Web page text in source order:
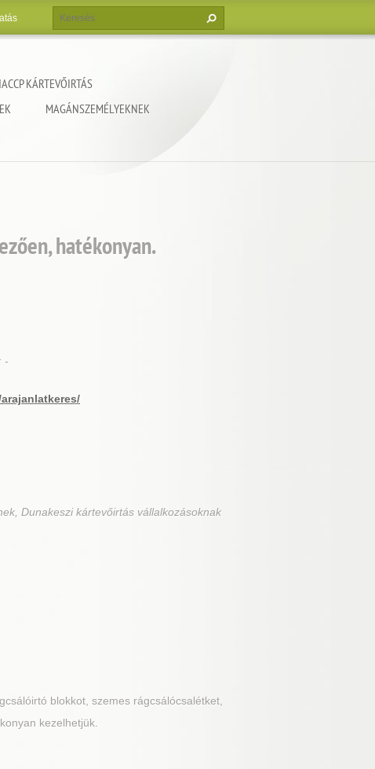
KÁRTEVŐIRTÁS
MAGÁNSZEMÉLYEKNEK
hatékonyan.
-
Dunakeszi kártevőirtás vállalkozásoknak
blokkot, szemes rágcsálócsalétket,
kezelhetjük.